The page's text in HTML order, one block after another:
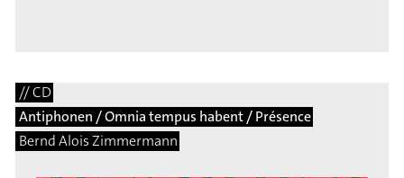
// CD
Antiphonen / Omnia tempus habent / Présence
Bernd Alois Zimmermann